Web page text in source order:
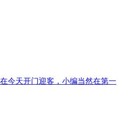
今天开门迎客，小编当然在第一